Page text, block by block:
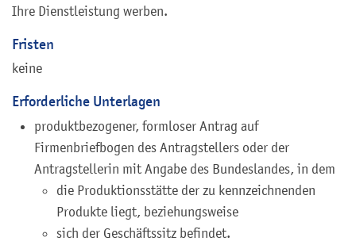
Ihre Dienstleistung werben.
Fristen
keine
Erforderliche Unterlagen
produktbezogener, formloser Antrag auf
Firmenbriefbogen des Antragstellers oder der
Antragstellerin mit Angabe des Bundeslandes, in dem
die Produktionsstätte der zu kennzeichnenden
Produkte liegt, beziehungsweise
sich der Geschäftssitz befindet.